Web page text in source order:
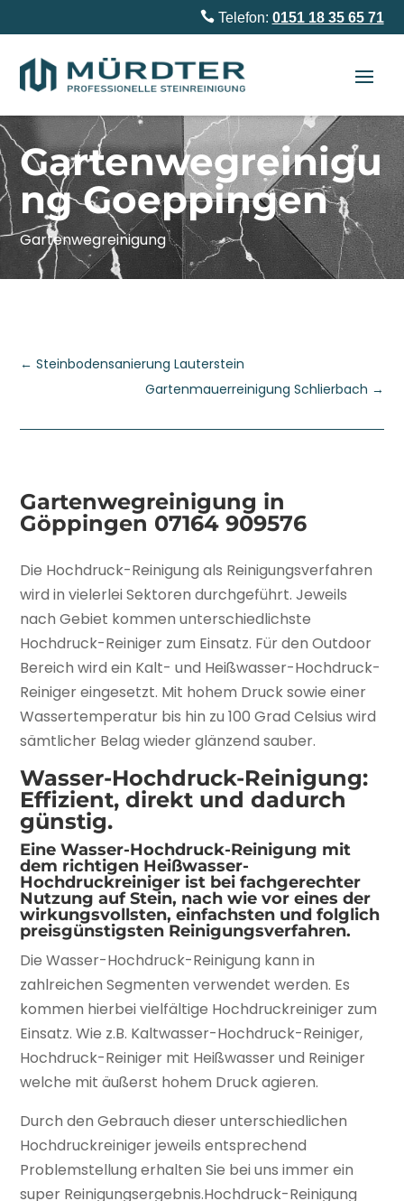
Telefon: 0151 18 35 65 71
Gartenwegreinigu
ng Goeppingen
Gartenwegreinigung
←Steinbodensanierung Lauterstein
Gartenmauerreinigung Schlierbach →
Gartenwegreinigung in
Göppingen 07164 909576
Die Hochdruck-Reinigung als Reinigungsverfahren
wird in vielerlei Sektoren durchgeführt. Jeweils
nach Gebiet kommen unterschiedlichste
Hochdruck-Reiniger zum Einsatz. Für den Outdoor
Bereich wird ein Kalt- und Heißwasser-Hochdruck-
Reiniger eingesetzt. Mit hohem Druck sowie einer
Wassertemperatur bis hin zu 100 Grad Celsius wird
sämtlicher Belag wieder glänzend sauber.
Wasser-Hochdruck-Reinigung:
Effizient, direkt und dadurch
günstig.
Eine Wasser-Hochdruck-Reinigung mit
dem richtigen Heißwasser-
Hochdruckreiniger ist bei fachgerechter
Nutzung auf Stein, nach wie vor eines der
wirkungsvollsten, einfachsten und folglich
preisgünstigsten Reinigungsverfahren.
Die Wasser-Hochdruck-Reinigung kann in
zahlreichen Segmenten verwendet werden. Es
kommen hierbei vielfältige Hochdruckreiniger zum
Einsatz. Wie z.B. Kaltwasser-Hochdruck-Reiniger,
Hochdruck-Reiniger mit Heißwasser und Reiniger
welche mit äußerst hohem Druck agieren.
Durch den Gebrauch dieser unterschiedlichen
Hochdruckreiniger jeweils entsprechend
Problemstellung erhalten Sie bei uns immer ein
super Reinigungsergebnis.Hochdruck-Reinigung